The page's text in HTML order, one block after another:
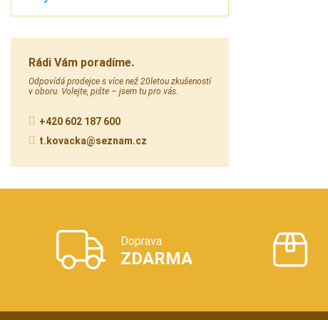
Rádi Vám poradíme.
Odpovídá prodejce s více než 20letou zkušeností
v oboru. Volejte, pište – jsem tu pro vás.
+420 602 187 600
t.kovacka@seznam.cz
Doprava
ZDARMA